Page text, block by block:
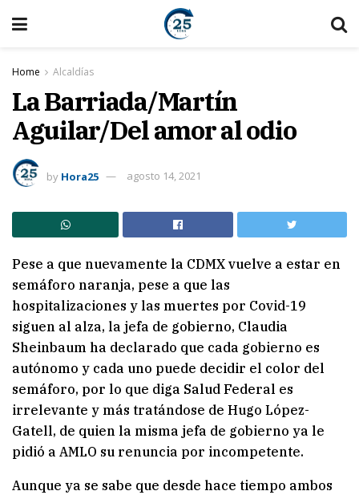
Home Alcaldías
La Barriada/Martín
Aguilar/Del amor al odio
by Hora25 agosto 14, 2021
Pese a que nuevamente la CDMX vuelve a estar en
semáforo naranja, pese a que las
hospitalizaciones y las muertes por Covid-19
siguen al alza, la jefa de gobierno, Claudia
Sheinbaum ha declarado que cada gobierno es
autónomo y cada uno puede decidir el color del
semáforo, por lo que diga Salud Federal es
irrelevante y más tratándose de Hugo López-
Gatell, de quien la misma jefa de gobierno ya le
pidió a AMLO su renuncia por incompetente.
Aunque ya se sabe que desde hace tiempo ambos